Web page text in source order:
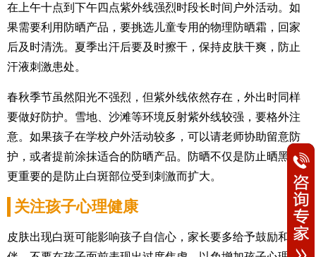
在上午十点到下午四点紫外线强烈时段长时间户外活动。如
果需要利用防晒产品，要挑选儿童专用的物理防晒霜，回家
后及时清洗。夏季出汗后要及时擦干，保持皮肤干爽，防止
汗液刺激患处。
春秋季节虽然阳光不强烈，但紫外线依然存在，外出时同样
要做好防护。雪地、沙滩等环境反射紫外线较强，要格外注
意。如果孩子在学校户外活动较多，可以请老师协助留意防
护，或者提前涂抹适合的防晒产品。防晒不仅是防止晒黑，
更重要的是防止白斑部位受到刺激而扩大。
关注孩子心理健康
皮肤出现白斑可能影响孩子自信心，家长要多给予鼓励和陪